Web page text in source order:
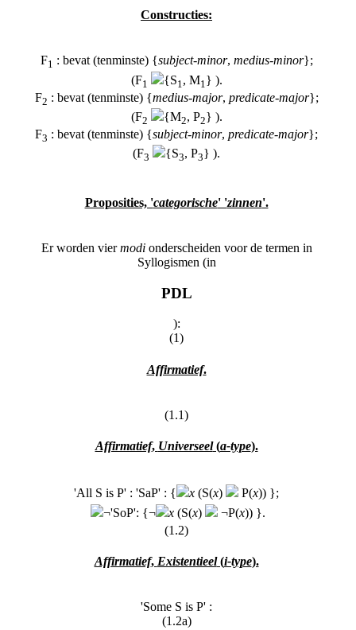
Constructies:
F1 : bevat (tenminste) {subject-minor, medius-minor};
(F1 {S1 , M1 } ).
F2 : bevat (tenminste) {medius-major, predicate-major};
(F2 {M2, P2} ).
F3 : bevat (tenminste) {subject-minor, predicate-major};
(F3 {S3, P3} ).
Proposities, 'categorische' 'zinnen'.
Er worden viermodionderscheiden voor de termen in
Syllogismen (in
PDL
):
(1)
Affirmatief.
(1.1)
Affirmatief, Universeel(a-type).
'All S is P' : 'SaP' : { x (S(x) P(x)) };
¬'SoP': {¬
x (S(x) ¬P(x)) }.
(1.2)
Affirmatief, Existentieel(i-type).
'Some S is P' :
(1.2a)